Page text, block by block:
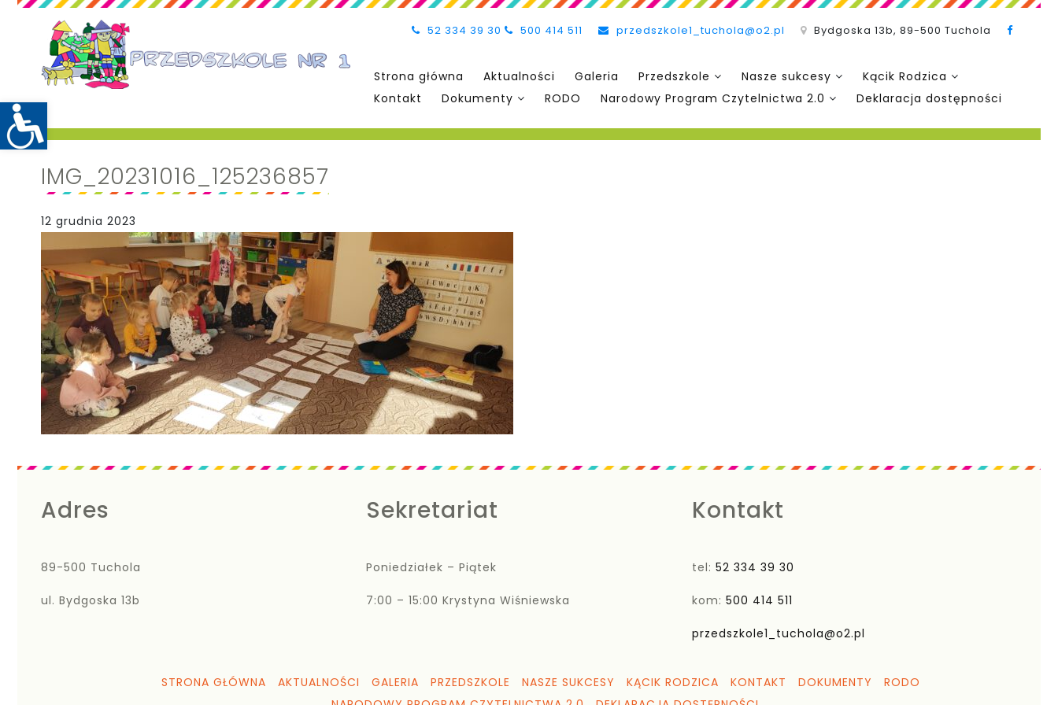
52 334 39 30 500 414 511 przedszkole1_tuchola@o2.pl Bydgoska 13b, 89-500 Tuchola
Strona główna Aktualności Galeria Przedszkole Nasze sukcesy
Kącik Rodzica
Kontakt
Dokumenty RODO Narodowy Program Czytelnictwa 2.0 Deklaracja dostępności
IMG_20231016_125236857
12 grudnia 2023
Adres
89-500 Tuchola
ul. Bydgoska 13b
Sekretariat
Poniedziałek – Piątek
7:00 – 15:00 Krystyna Wiśniewska
Kontakt
tel: 52 334 39 30
kom: 500 414 511
przedszkole1_tuchola@o2.pl
STRONA GŁÓWNA AKTUALNOŚCI GALERIA PRZEDSZKOLE NASZE SUKCESY KĄCIK RODZICA KONTAKT DOKUMENTY
RODO